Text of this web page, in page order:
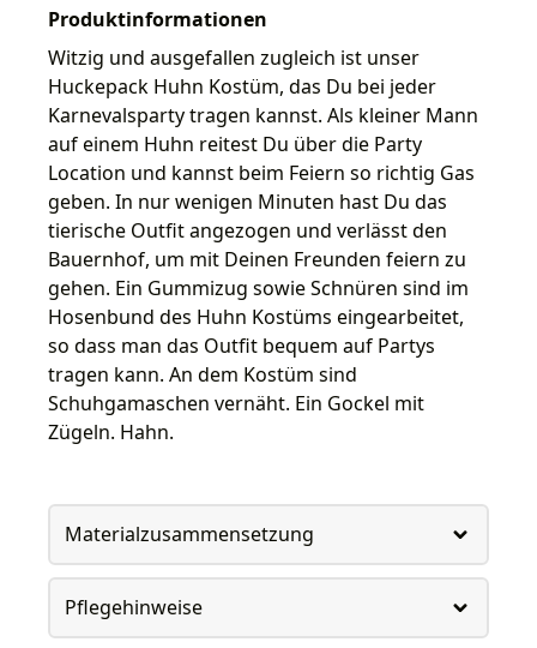
Produktinformationen
Witzig und ausgefallen zugleich ist unser
Huckepack Huhn Kostüm, das Du bei jeder
Karnevalsparty tragen kannst. Als kleiner Mann
auf einem Huhn reitest Du über die Party
Location und kannst beim Feiern so richtig Gas
geben. In nur wenigen Minuten hast Du das
tierische Outfit angezogen und verlässt den
Bauernhof, um mit Deinen Freunden feiern zu
gehen. Ein Gummizug sowie Schnüren sind im
Hosenbund des Huhn Kostüms eingearbeitet,
so dass man das Outfit bequem auf Partys
tragen kann. An dem Kostüm sind
Schuhgamaschen vernäht. Ein Gockel mit
Zügeln. Hahn.
Materialzusammensetzung
Pflegehinweise